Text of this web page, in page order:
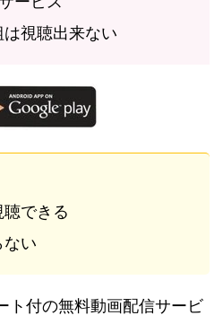
視聴出来ない
できる
ない
ト付の無料動画配信サービ